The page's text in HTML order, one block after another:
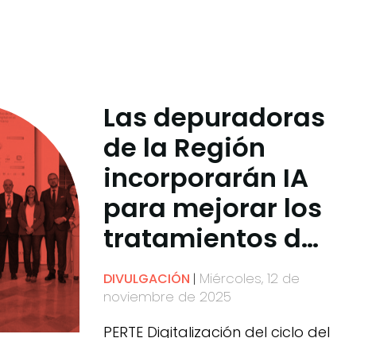
Las depuradoras
de la Región
incorporarán IA
para mejorar los
tratamientos de
regeneración del
agua
DIVULGACIÓN
Miércoles, 12 de
noviembre de 2025
PERTE Digitalización del ciclo del